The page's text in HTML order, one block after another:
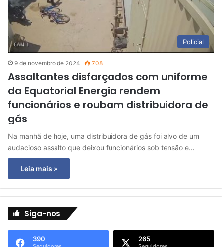
Policial
9 de novembro de 2024 708
Assaltantes disfarçados com uniforme
da Equatorial Energia rendem
funcionários e roubam distribuidora de
gás
Na manhã de hoje, uma distribuidora de gás foi alvo de um
audacioso assalto que deixou funcionários sob tensão e…
Leia mais »
Siga-nos
390 265